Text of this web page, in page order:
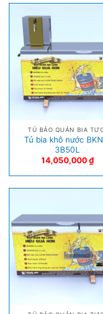
TỦ BẢO QUẢN BIA
Tủ bia khô nước
3B50L
14,050,000₫